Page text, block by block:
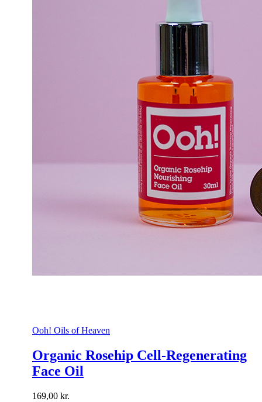
Ooh! Oils of Heaven
Organic Rosehip Cell-Regenerating
Face Oil
169,00 kr.